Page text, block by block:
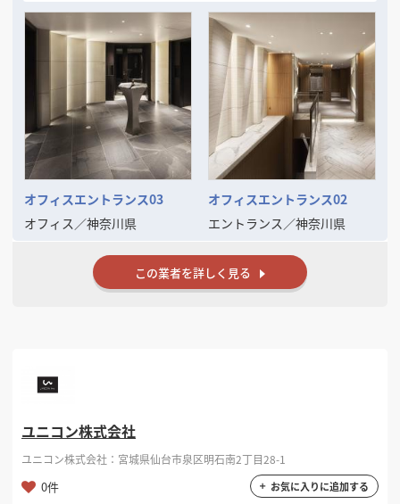
また、企画から竣工まで一貫して一人の担当者が対応する体制を大切に
しており、意図のぶれない進行や安心感にもご好評をいただいていま
デザインの力で空間の魅力や機能を高めたいとお考えの方と、ご一緒で
きる機会を心より楽しみにしております。
オフィスエントランス03
オフィス／神奈川県
オフィスエントランス02
エントランス／神奈川県
この業者を詳しく見る
ユニコン株式会社
ユニコン株式会社：宮城県仙台市泉区明石南2丁目28-1
0件 お気に入りに追加する